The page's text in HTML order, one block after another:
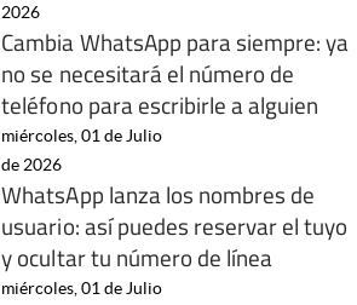
2026
Cambia WhatsApp para siempre: ya
no se necesitará el número de
teléfono para escribirle a alguien
miércoles, 01 de Julio
de 2026
WhatsApp lanza los nombres de
usuario: así puedes reservar el tuyo
y ocultar tu número de línea
miércoles, 01 de Julio